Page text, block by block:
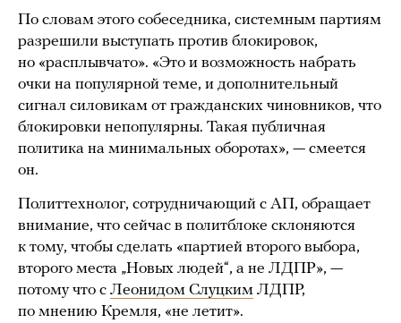
По словам этого собеседника, системным партиям
разрешили выступать против блокировок,
но «расплывчато». «Это и возможность набрать
очки на популярной теме, и дополнительный
сигнал силовикам от гражданских чиновников, что
блокировки непопулярны. Такая публичная
политика на минимальных оборотах», — смеется
он.
Политтехнолог, сотрудничающий с АП, обращает
внимание, что сейчас в политблоке склоняются
к тому, чтобы сделать «партией второго выбора,
второго места „Новых людей“, а не ЛДПР», —
потому что с Леонидом Слуцким ЛДПР,
по мнению Кремля, «не летит».